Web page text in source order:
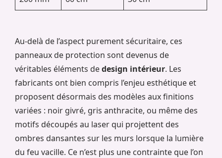
Au-delà de l’aspect purement sécuritaire, ces
panneaux de protection sont devenus de
véritables éléments dedesign intérieur. Les
fabricants ont bien compris l’enjeu esthétique et
proposent désormais des modèles aux finitions
variées : noir givré, gris anthracite, ou même des
motifs découpés au laser qui projettent des
ombres dansantes sur les murs lorsque la lumière
du feu vacille. Ce n’est plus une contrainte que l’on